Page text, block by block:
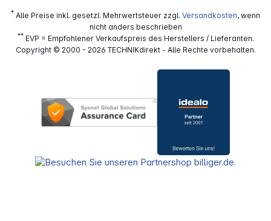
* Alle Preise inkl. gesetzl. Mehrwertsteuer zzgl. Versandkosten, wenn
nicht anders beschrieben
**EVP = Empfohlener Verkaufspreis des Herstellers / Lieferanten.
Copyright © 2000 - 2026 TECHNIKdirekt - Alle Rechte vorbehalten.